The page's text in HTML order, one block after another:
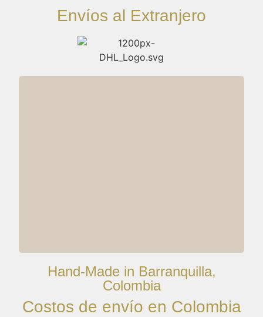
Envíos al Extranjero
Hand-Made in Barranquilla,
Colombia
Costos de envío en Colombia